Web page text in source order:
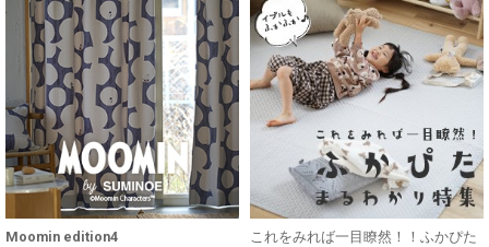
Moomin edition4
これをみれば一目瞭然！！ふかぴた